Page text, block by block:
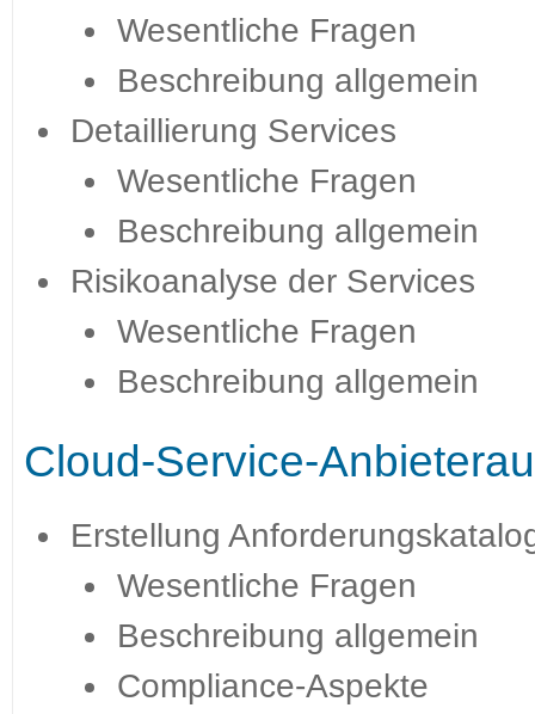
Wesentliche Fragen
Beschreibung allgemein
Detaillierung Services
Wesentliche Fragen
Beschreibung allgemein
Risikoanalyse der Services
Wesentliche Fragen
Beschreibung allgemein
Cloud-Service-
Erstellung
Wesentliche Fragen
Beschreibung allgemein
Compliance-Aspekte